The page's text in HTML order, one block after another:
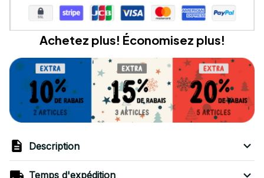
Achetez plus! Économisez plus!
Description
Temps d'expédition